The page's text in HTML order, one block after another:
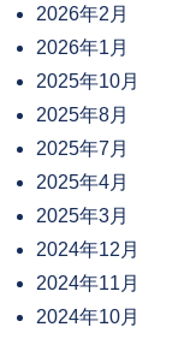
2026年2月
2026年1月
2025年10月
2025年8月
2025年7月
2025年4月
2025年3月
2024年12月
2024年11月
2024年10月